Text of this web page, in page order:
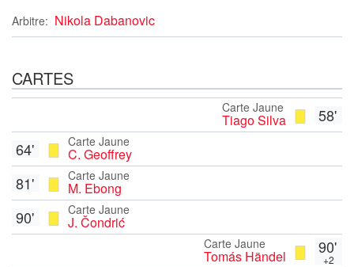
Arbitre: Nikola Dabanovic
CARTES
58'
Carte Jaune
Tiago Silva
Carte Jaune
C. Geoffrey
64'
Carte Jaune
M. Ebong
81'
Carte Jaune
J. Čondrić
90'
90'
+2
Carte Jaune
Tomás Händel